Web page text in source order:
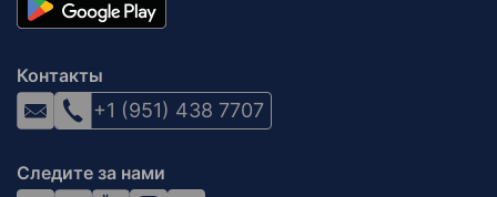
Контакты
+1 (951) 438 7707
Следите за нами